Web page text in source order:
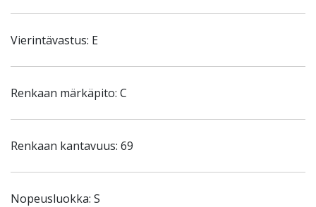
Vierintävastus: E
Renkaan märkäpito: C
Renkaan kantavuus: 69
Nopeusluokka: S